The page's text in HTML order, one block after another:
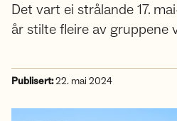
Det vart ei strålande 17.
år stilte fleire av gruppene
Publisert:22. mai 2024